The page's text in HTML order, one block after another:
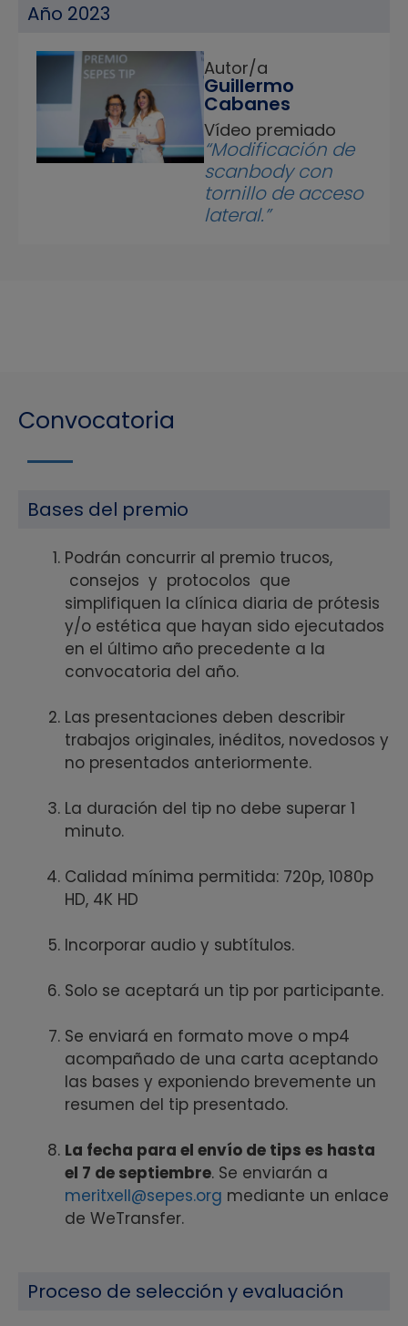
Año 2023
Autor/a
Guillermo
Cabanes
Vídeo premiado
“Modificación de
scanbody con
tornillo de acceso
lateral.”
Convocatoria
Bases del premio
Podrán concurrir al premio trucos,
consejos y protocolos que
simplifiquen la clínica diaria de prótesis
y/o estética que hayan sido ejecutados
en el último año precedente a la
convocatoria del año.
Las presentaciones deben describir
trabajos originales, inéditos, novedosos y
no presentados anteriormente.
La duración del tip no debe superar 1
minuto.
Calidad mínima permitida: 720p, 1080p
HD, 4K HD
Incorporar audio y subtítulos.
Solo se aceptará un tip por participante.
Se enviará en formato move o mp4
acompañado de una carta aceptando
las bases y exponiendo brevemente un
resumen del tip presentado.
La fecha para el envío de tips es hasta
el 7 de septiembre. Se enviarán a
meritxell@sepes.org mediante un enlace
de WeTransfer.
Proceso de selección y evaluación